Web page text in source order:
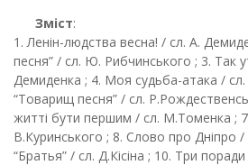
Зміст:
1. Ленін-людства весна! / сл. А.
песня” / сл. Ю. Рибчинського ; 3. Так
Демиденка ; 4. Моя судьба-атака /
“Товарищ песня” / сл.
житті бути першим / сл. М.Томенка ;
В.Куринського ; 8. Слово про Дніпро
“Братья” / сл. Д.Кісіна ; 10. Три